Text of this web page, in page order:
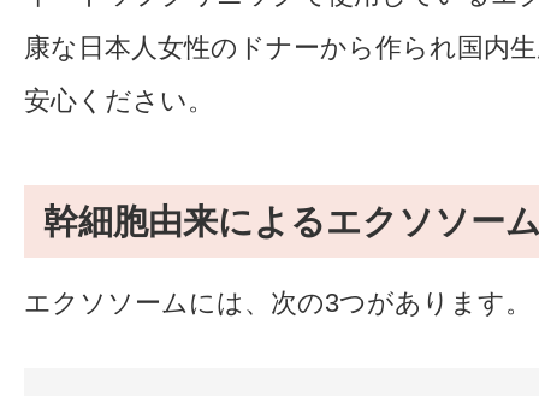
康な日本人女性のドナーから作られ国内
安心ください。
幹細胞由来によるエクソソー
エクソソームには、次の3つがあります。